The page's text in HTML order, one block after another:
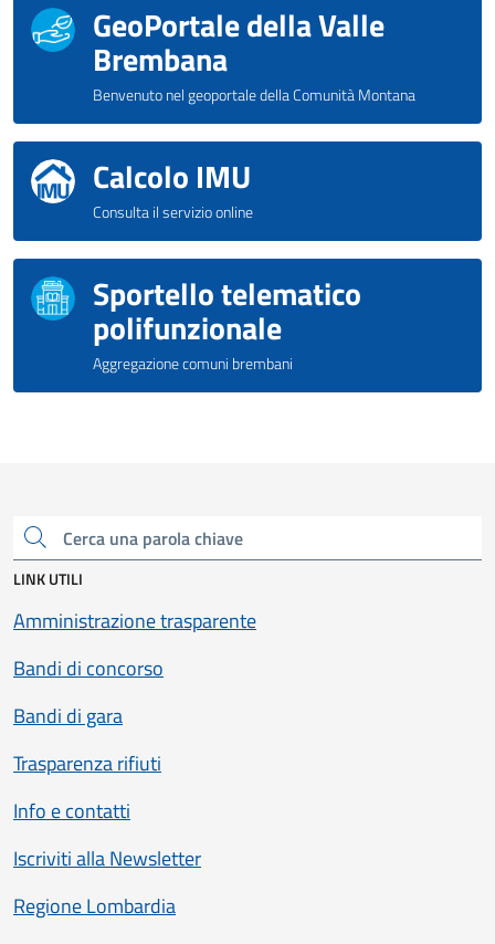
GeoPortale della Valle
Brembana
Benvenuto nel geoportale della Comunità Montana
Calcolo IMU
Consulta il servizio online
Sportello telematico
polifunzionale
Aggregazione comuni brembani
Cerca una parola chiave
LINK UTILI
Amministrazione trasparente
Bandi di concorso
Bandi di gara
Trasparenza rifiuti
Info e contatti
Iscriviti alla Newsletter
Regione Lombardia